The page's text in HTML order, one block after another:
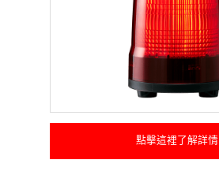
點擊這裡了解詳情